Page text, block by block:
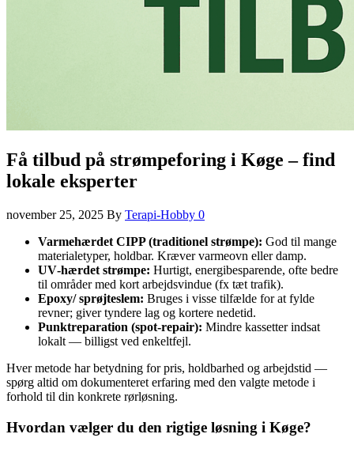
Få tilbud på strømpeforing i Køge – find
lokale eksperter
november 25, 2025 By Terapi-Hobby 0
Varmehærdet CIPP (traditionel strømpe): God til mange
materialetyper, holdbar. Kræver varmeovn eller damp.
UV‑hærdet strømpe: Hurtigt, energibesparende, ofte bedre
til områder med kort arbejdsvindue (fx tæt trafik).
Epoxy/ sprøjteslem: Bruges i visse tilfælde for at fylde
revner; giver tyndere lag og kortere nedetid.
Punktreparation (spot‑repair): Mindre kassetter indsat
lokalt — billigst ved enkeltfejl.
Hver metode har betydning for pris, holdbarhed og arbejdstid —
spørg altid om dokumenteret erfaring med den valgte metode i
forhold til din konkrete rørløsning.
Hvordan vælger du den rigtige løsning i Køge?